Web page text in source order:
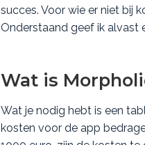
succes. Voor wie er niet bij
Onderstaand geef ik alvast
Wat is
Wat je nodig hebt is een
kosten voor de app